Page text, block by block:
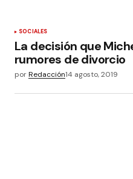
SOCIALES
La decisión que
rumores de divorcio
porRedacción14 agosto, 2019